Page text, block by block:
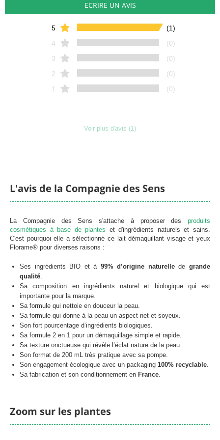
ECRIRE UN AVIS
5
(1)
4
(0)
3
(0)
2
(0)
1
(0)
Voir plus d'avis (1)
Chargement
L'avis de la Compagnie des Sens
La Compagnie des Sens s'attache à proposer des produits
cosmétiques à base de plantes et d'ingrédients naturels et sains.
C'est pourquoi elle a sélectionné ce lait démaquillant visage et yeux
Florame® pour diverses raisons :
Ses ingrédients BIO et à 99% d’origine naturelledegrande
qualité.
Sa composition en ingrédients naturel et biologique qui est
importante pour la marque.
Sa formule qui nettoie en douceur la peau.
Sa formule qui donne à la peau un aspect net et soyeux.
Son fort pourcentage d’ingrédients biologiques.
Sa formule 2 en 1 pour un démaquillage simple et rapide.
Sa texture onctueuse qui révèle l’éclat nature de la peau.
Son format de 200 mL très pratique avec sa pompe.
Son engagement écologique avec un packaging 100% recyclable.
Sa fabrication et son conditionnement en France.
Zoom sur les plantes